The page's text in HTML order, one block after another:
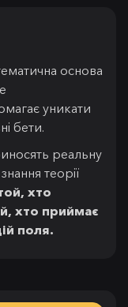
основа
уникати
бети.
реальну
теорії
хто
хто приймає
поля.